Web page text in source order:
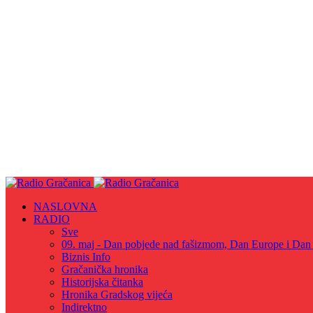
NASLOVNA
RADIO
Sve
09. maj - Dan pobjede nad fašizmom, Dan Europe i
Biznis Info
Gračanička hronika
Historijska čitanka
Hronika Gradskog vijeća
Indirektno